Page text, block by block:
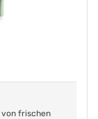
von frischen